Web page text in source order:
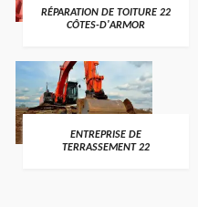
RÉPARATION DE TOITURE 22
CÔTES-D'ARMOR
ENTREPRISE DE
TERRASSEMENT 22